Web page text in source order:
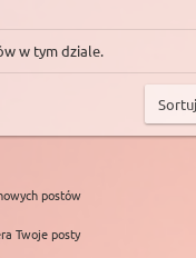
w tym dziale.
postów
Twoje posty